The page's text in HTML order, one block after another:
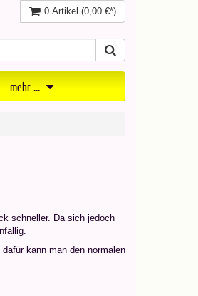
0 Artikel (0,00 €*)
mehr ...
schneller. Da sich jedoch
kann man den normalen